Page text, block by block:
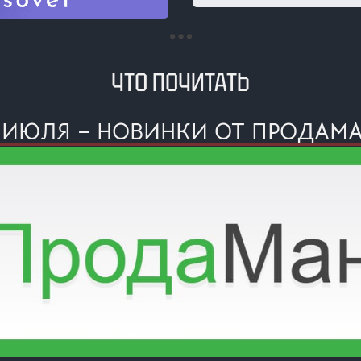
ЧТО ПОЧИТАТЬ
ИЮЛЯ – НОВИНКИ ОТ